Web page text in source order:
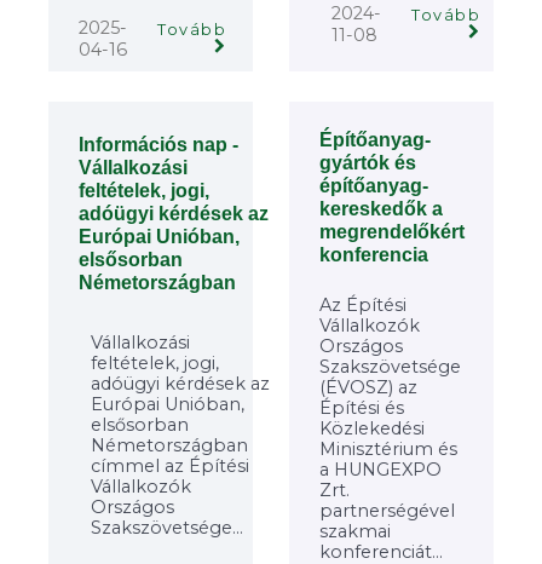
2025-
04-16
Tovább
2024-
11-08
Tovább
Információs nap -
Vállalkozási
feltételek, jogi,
adóügyi kérdések az
Európai Unióban,
elsősorban
Németországban
Vállalkozási
feltételek, jogi,
adóügyi kérdések az
Európai Unióban,
elsősorban
Németországban
címmel az Építési
Vállalkozók
Országos
Szakszövetsége...
Építőanyag-
gyártók és
építőanyag-
kereskedők a
megrendelőkért
konferencia
Az Építési
Vállalkozók
Országos
Szakszövetsége
(ÉVOSZ) az
Építési és
Közlekedési
Minisztérium és
a HUNGEXPO
Zrt.
partnerségével
szakmai
konferenciát...